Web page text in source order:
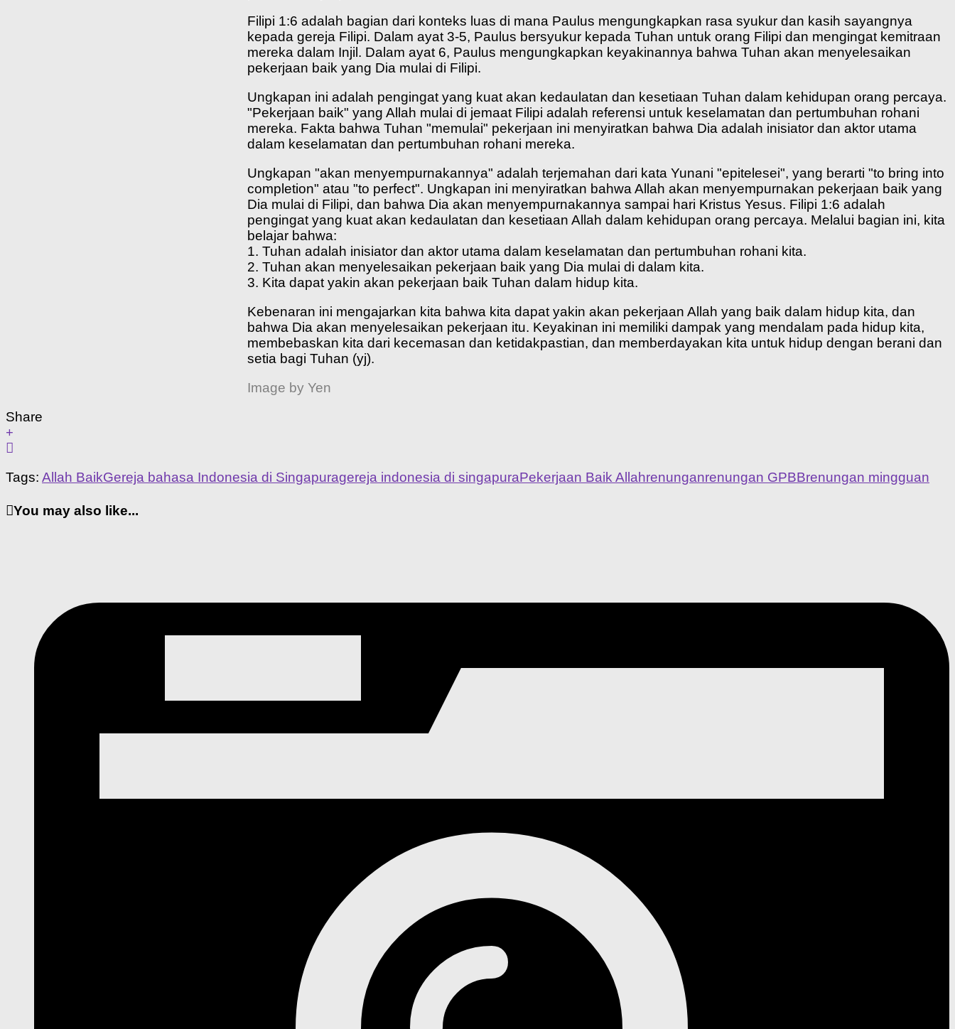
Filipi 1:6 adalah bagian dari konteks luas di mana Paulus mengungkapkan rasa syukur dan kasih sayangnya
kepada gereja Filipi. Dalam ayat 3-5, Paulus bersyukur kepada Tuhan untuk orang Filipi dan mengingat kemitraan
mereka dalam Injil. Dalam ayat 6, Paulus mengungkapkan keyakinannya bahwa Tuhan akan menyelesaikan
pekerjaan baik yang Dia mulai di Filipi.
Ungkapan ini adalah pengingat yang kuat akan kedaulatan dan kesetiaan Tuhan dalam kehidupan orang percaya.
"Pekerjaan baik" yang Allah mulai di jemaat Filipi adalah referensi untuk keselamatan dan pertumbuhan rohani
mereka. Fakta bahwa Tuhan "memulai" pekerjaan ini menyiratkan bahwa Dia adalah inisiator dan aktor utama
dalam keselamatan dan pertumbuhan rohani mereka.
Ungkapan "akan menyempurnakannya" adalah terjemahan dari kata Yunani "epitelesei", yang berarti "to bring into
completion" atau "to perfect". Ungkapan ini menyiratkan bahwa Allah akan menyempurnakan pekerjaan baik yang
Dia mulai di Filipi, dan bahwa Dia akan menyempurnakannya sampai hari Kristus Yesus. Filipi 1:6 adalah
pengingat yang kuat akan kedaulatan dan kesetiaan Allah dalam kehidupan orang percaya. Melalui bagian ini, kita
belajar bahwa:
1. Tuhan adalah inisiator dan aktor utama dalam keselamatan dan pertumbuhan rohani kita.
2. Tuhan akan menyelesaikan pekerjaan baik yang Dia mulai di dalam kita.
3. Kita dapat yakin akan pekerjaan baik Tuhan dalam hidup kita.
Kebenaran ini mengajarkan kita bahwa kita dapat yakin akan pekerjaan Allah yang baik dalam hidup kita, dan
bahwa Dia akan menyelesaikan pekerjaan itu. Keyakinan ini memiliki dampak yang mendalam pada hidup kita,
membebaskan kita dari kecemasan dan ketidakpastian, dan memberdayakan kita untuk hidup dengan berani dan
setia bagi Tuhan (yj).
Image by Yen
Share
Tags: Allah BaikGereja bahasa Indonesia di Singapuragereja indonesia di singapuraPekerjaan Baik Allahrenunganrenungan GPBBrenungan mingguan
You may also like...